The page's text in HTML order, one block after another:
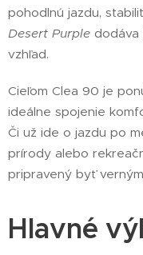
pohodlnú jazdu,
Desert Purple dodáva
vzhľad.
Cieľom Clea 90 je
ideálne spojenie
Či už ide o jazdu po
prírody alebo
pripravený byť
Hlavné